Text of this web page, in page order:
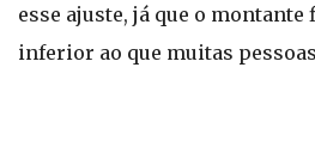
esse ajuste, já que o
inferior ao que muitas